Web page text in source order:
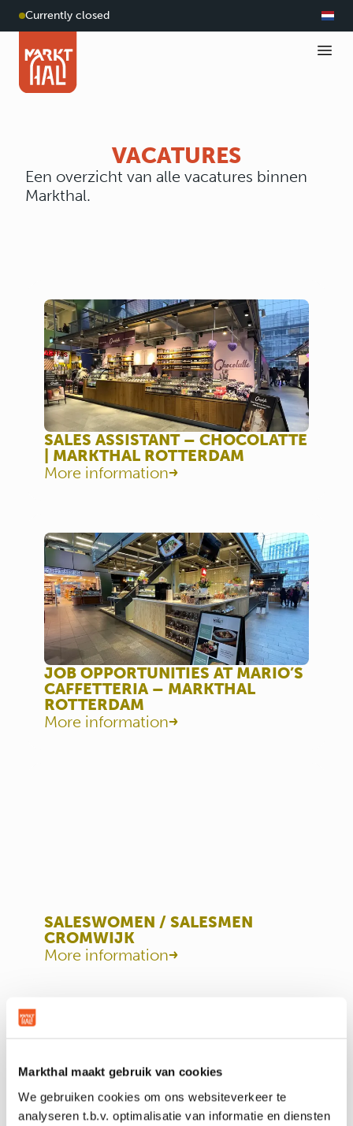
Markthal maakt gebruik van cookies
We gebruiken cookies om ons websiteverkeer te
analyseren t.b.v. optimalisatie van informatie en diensten
Currently closed
VACATURES
Een overzicht van alle vacatures binnen
Markthal.
SALES ASSISTANT – CHOCOLATTE
| MARKTHAL ROTTERDAM
More information
JOB OPPORTUNITIES AT MARIO’S
CAFFETTERIA – MARKTHAL
ROTTERDAM
More information
SALESWOMEN / SALESMEN
CROMWIJK
More information